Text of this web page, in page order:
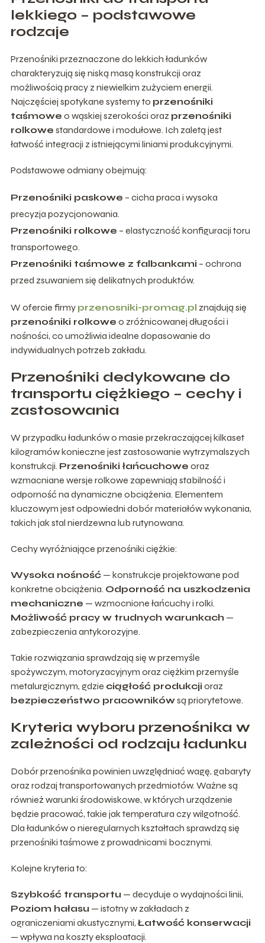
lekkiego – podstawowe
rodzaje
Przenośniki przeznaczone do lekkich ładunków
charakteryzują się niską masą konstrukcji oraz
możliwością pracy z niewielkim zużyciem energii.
Najczęściej spotykane systemy to przenośniki
taśmowe o wąskiej szerokości oraz przenośniki
rolkowe standardowe i modułowe. Ich zaletą jest
łatwość integracji z istniejącymi liniami produkcyjnymi.
Podstawowe odmiany obejmują:
Przenośniki paskowe – cicha praca i wysoka
precyzja pozycjonowania.
Przenośniki rolkowe – elastyczność konfiguracji toru
transportowego.
Przenośniki taśmowe z falbankami – ochrona
przed zsuwaniem się delikatnych produktów.
W ofercie firmy przenosniki-promag.pl znajdują się
przenośniki rolkowe o zróżnicowanej długości i
nośności, co umożliwia idealne dopasowanie do
indywidualnych potrzeb zakładu.
Przenośniki dedykowane do
transportu ciężkiego – cechy i
zastosowania
W przypadku ładunków o masie przekraczającej kilkaset
kilogramów konieczne jest zastosowanie wytrzymalszych
konstrukcji. Przenośniki łańcuchowe oraz
wzmacniane wersje rolkowe zapewniają stabilność i
odporność na dynamiczne obciążenia. Elementem
kluczowym jest odpowiedni dobór materiałów wykonania,
takich jak stal nierdzewna lub rutynowana.
Cechy wyróżniające przenośniki ciężkie:
Wysoka nośność— konstrukcje projektowane pod
konkretne obciążenia. Odporność na uszkodzenia
mechaniczne — wzmocnione łańcuchy i rolki.
Możliwość pracy w trudnych warunkach —
zabezpieczenia antykorozyjne.
Takie rozwiązania sprawdzają się w przemyśle
spożywczym, motoryzacyjnym oraz ciężkim przemyśle
metalurgicznym, gdzie ciągłość produkcji oraz
bezpieczeństwo pracownikówsą priorytetowe.
Kryteria wyboru przenośnika w
zależności od rodzaju ładunku
Dobór przenośnika powinien uwzględniać wagę, gabaryty
oraz rodzaj transportowanych przedmiotów. Ważne są
również warunki środowiskowe, w których urządzenie
będzie pracować, takie jak temperatura czy wilgotność.
Dla ładunków o nieregularnych kształtach sprawdzą się
przenośniki taśmowe z prowadnicami bocznymi.
Kolejne kryteria to:
Szybkość transportu — decyduje o wydajności linii,
Poziom hałasu — istotny w zakładach z
ograniczeniami akustycznymi,Łatwość konserwacji
— wpływa na koszty eksploatacji.